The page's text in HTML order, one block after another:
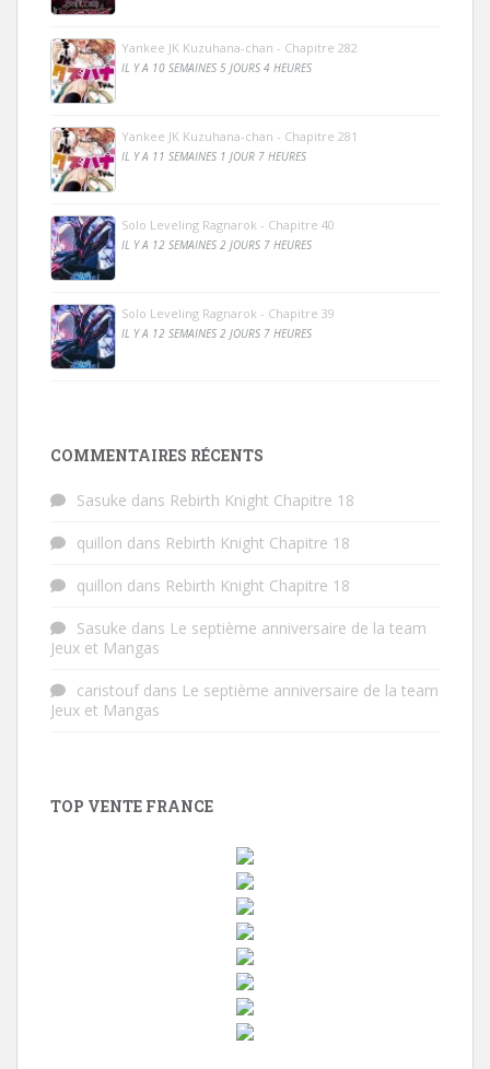
Yankee JK Kuzuhana-chan - Chapitre 282
IL Y A 10 SEMAINES 5 JOURS 4 HEURES
Yankee JK Kuzuhana-chan - Chapitre 281
IL Y A 11 SEMAINES 1 JOUR 7 HEURES
Solo Leveling Ragnarok - Chapitre 40
IL Y A 12 SEMAINES 2 JOURS 7 HEURES
Solo Leveling Ragnarok - Chapitre 39
IL Y A 12 SEMAINES 2 JOURS 7 HEURES
COMMENTAIRES RÉCENTS
Sasuke dans Rebirth Knight Chapitre 18
quillon dans Rebirth Knight Chapitre 18
quillon dans Rebirth Knight Chapitre 18
Sasuke dans Le septième anniversaire de la team
Jeux et Mangas
caristoufdans Le septième anniversaire de la team
Jeux et Mangas
TOP VENTE FRANCE